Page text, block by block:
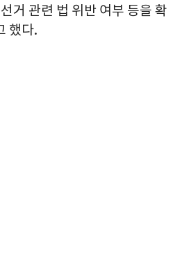
거 관련 법 위반 여부 등을 확
했다.